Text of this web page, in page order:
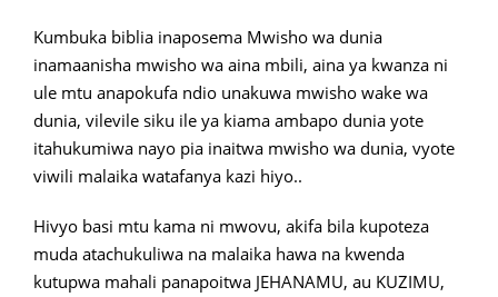
Kumbuka biblia inaposema Mwisho wa dunia
inamaanisha mwisho wa aina mbili, aina ya kwanza ni
ule mtu anapokufa ndio unakuwa mwisho wake wa
dunia, vilevile siku ile ya kiama ambapo dunia yote
itahukumiwa nayo pia inaitwa mwisho wa dunia, vyote
viwili malaika watafanya kazi hiyo..
Hivyo basi mtu kama ni mwovu, akifa bila kupoteza
muda atachukuliwa na malaika hawa na kwenda
kutupwa mahali panapoitwa JEHANAMU, au KUZIMU,